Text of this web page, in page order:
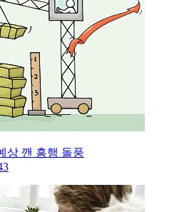
상 깬 흥행 돌풍